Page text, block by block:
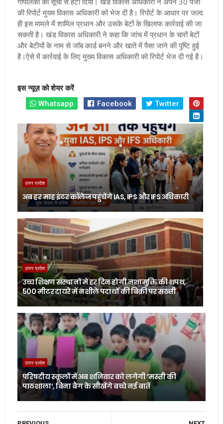
की रिपोर्ट मुख्य विकास अधिकारी को भेज दी है। रिपोर्ट के आधार पर जल्द
ही इस मामले में शामिल प्रधान और उसके बेटों के खिलाफ कार्रवाई की जा
सकती है। खंड विकास अधिकारी ने कहा कि जांच में प्रधान के चारों बेटों
और बेटीयों के नाम से जॉब कार्ड बनने और खाते में पैसा जाने की पुष्टि हुई
है।ऐसे में कार्रवाई के लिए मुख्य विकास अधिकारी को रिपोर्ट भेज दी गई है।
इस न्यूज़ को शेयर करें
Whatsapp
Facebook Twitter
उत्तर प्रदेश
अब हर माह इंटर कॉलेज पहुंचेंगे IAS, IPS और IFS अधिकारी
उत्तर प्रदेश
उच्च शिक्षण संस्थानों में हर दिन होगी नशामुक्ति की शपथ,
500 मीटर दायरे में नशीले पदार्थों की बिक्री पर सख्ती
उत्तर प्रदेश
परिषदीय स्कूलों में अब शनिवार को लगेगी ‘मस्ती की
पाठशाला’, बिना बैग के सीखेंगे बच्चे नई बातें